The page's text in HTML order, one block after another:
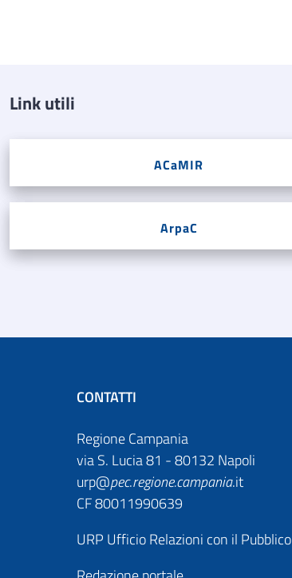
Link utili
ACaMIR
ArpaC
CONTATTI
Regione Campania
via S. Lucia 81 - 80132 Napoli
urp@pec.regione.campania.it
CF 80011990639
URP Ufficio Relazioni con il Pubblico